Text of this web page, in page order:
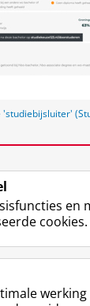
'studiebijsluiter'
03 juni 2026
de RUG
F
a
e
en
cookies.